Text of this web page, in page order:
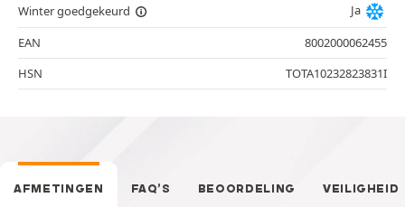
Winter goedgekeurd
Ja
EAN
8002000062455
HSN
TOTA10232823831I
AFMETINGEN FAQ’S BEOORDELING VEILIGHEID